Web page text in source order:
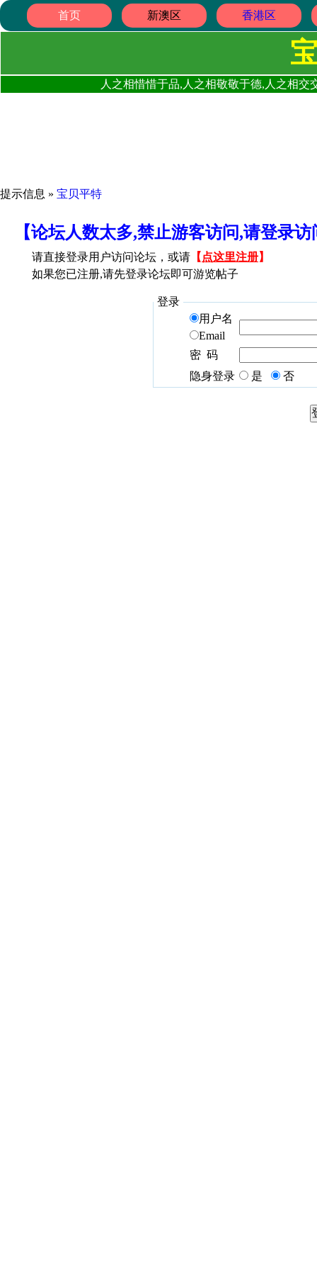
首页 新澳区 香港区
人之相惜惜于品,人之相敬敬于德,人之相
提示信息 » 宝贝平特
【论坛人数太多,禁止游客访问,请登录
请直接登录用户访问论坛，或请 【 点这里注册】
如果您已注册,请先登录论坛即可游览帖子
登录
用户名
Email
密 码
隐身登录
是 否